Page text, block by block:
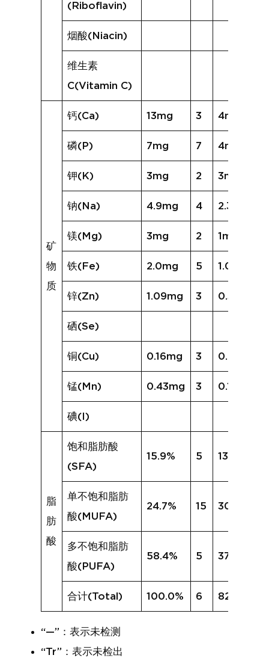
(Riboflavin)
烟酸(Niacin)
维生素
C(Vitamin C)
矿
物
质
钙(Ca) 13mg 3 4mg
磷(P) 7mg 7 4mg
钾(K) 3mg 2 3mg
钠(Na) 4.9mg 4 2.3mg
镁(Mg) 3mg 2 1mg
铁(Fe) 2.0mg 5 1.0mg
锌(Zn) 1.09mg 3 0.37mg
硒(Se)
铜(Cu) 0.16mg 3 0.05mg
锰(Mn) 0.43mg 3 0.15mg
碘(I)
脂
肪
酸
饱和脂肪酸
(SFA)
15.9% 5 13.8%
单不饱和脂肪
酸(MUFA)
24.7% 15 30.9%
多不饱和脂肪
酸(PUFA)
58.4% 5 37.5%
合计(Total) 100.0% 6 82.7%
“—”：表示未检测
“Tr”：表示未检出